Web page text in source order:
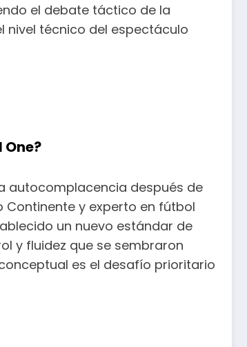
el debate táctico de la
nivel técnico del espectáculo
autocomplacencia después de
Continente y experto en fútbol
un nuevo estándar de
y fluidez que se sembraron
es el desafío prioritario